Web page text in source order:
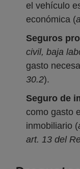
el vehículo
económica (
Seguros
civil, baja
gasto
30.2).
Seguro de
como gasto
inmobiliario (
art. 13 del